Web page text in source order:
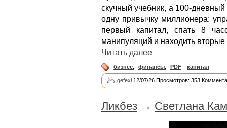
скучный учебник, а 100-
одну привычку миллионера:
первый капитал, спать 8
манипуляций и находить вторые
Читать далее
бизнес финансы PDF капитал
gefexi 12/07/26 Просмотров: 353
Ликбез → Светлана